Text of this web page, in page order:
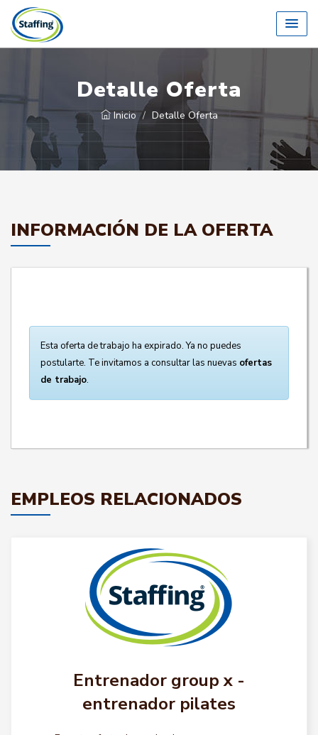
Detalle Oferta
Inicio Detalle Oferta
INFORMACIÓN DE LA OFERTA
Esta oferta de trabajo ha expirado. Ya no puedes
postularte. Te invitamos a consultar las nuevas ofertas
de trabajo.
EMPLEOS RELACIONADOS
Entrenador group x -
entrenador pilates